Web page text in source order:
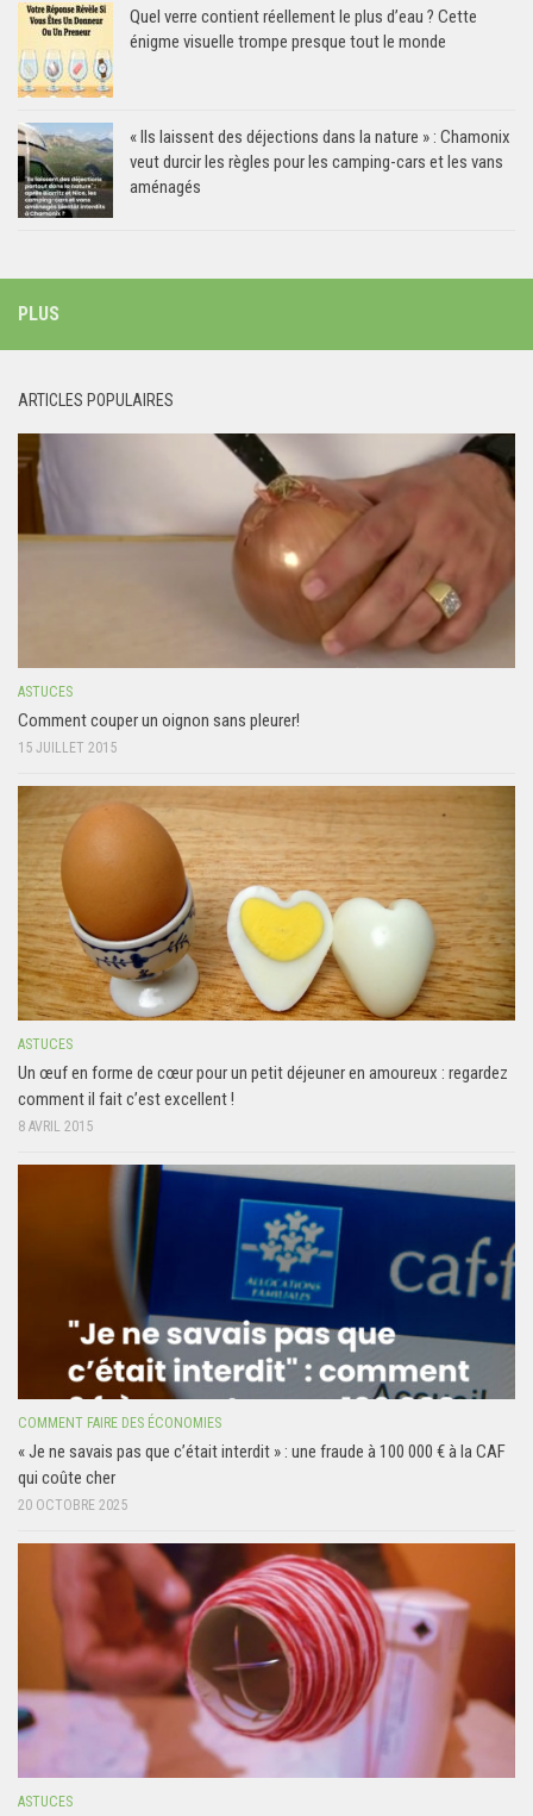
Quel verre contient réellement le plus d’eau ? Cette
énigme visuelle trompe presque tout le monde
« Ils laissent des déjections dans la nature » : Chamonix
veut durcir les règles pour les camping-cars et les vans
aménagés
PLUS
ARTICLES POPULAIRES
ASTUCES
Comment couper un oignon sans pleurer!
15 JUILLET 2015
ASTUCES
Un œuf en forme de cœur pour un petit déjeuner en amoureux : regardez
comment il fait c’est excellent !
8 AVRIL 2015
COMMENT FAIRE DES ÉCONOMIES
« Je ne savais pas que c’était interdit » : une fraude à 100 000 € à la CAF
qui coûte cher
20 OCTOBRE 2025
ASTUCES